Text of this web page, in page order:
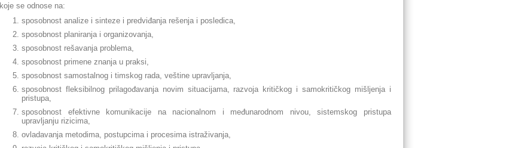
koje se odnose na:
sposobnost analize i sinteze i predviđanja rešenja i posledica,
sposobnost planiranja i organizovanja,
sposobnost rešavanja problema,
sposobnost primene znanja u praksi,
sposobnost samostalnog i timskog rada, veštine upravljanja,
sposobnost fleksibilnog prilagođavanja novim situacijama, razvoja kritičkog i samokritičkog mišljenja i
pristupa,
sposobnost efektivne komunikacije na nacionalnom i međunarodnom nivou, sistemskog pristupa
upravljanju rizicima,
ovladavanja metodima, postupcima i procesima istraživanja,